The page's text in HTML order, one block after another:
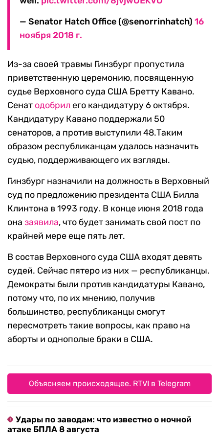
— Senator Hatch Office (@senorrinhatch) 16
ноября 2018 г.
Из-за своей травмы Гинзбург пропустила
приветственную церемонию, посвященную
судье Верховного суда США Бретту Кавано.
Сенат одобрил его кандидатуру 6 октября.
Кандидатуру Кавано поддержали 50
сенаторов, а против выступили 48.Таким
образом республиканцам удалось назначить
судью, поддерживающего их взгляды.
Гинзбург назначили на должность в Верховный
суд по предложению президента США Билла
Клинтона в 1993 году. В конце июня 2018 года
она заявила, что будет занимать свой пост по
крайней мере еще пять лет.
В состав Верховного суда США входят девять
судей. Сейчас пятеро из них — республиканцы.
Демократы были против кандидатуры Кавано,
потому что, по их мнению, получив
большинство, республиканцы смогут
пересмотреть такие вопросы, как право на
аборты и однополые браки в США.
Объясняем происходящее. RTVI в Telegram
Удары по заводам: что известно о ночной
атаке БПЛА 8 августа